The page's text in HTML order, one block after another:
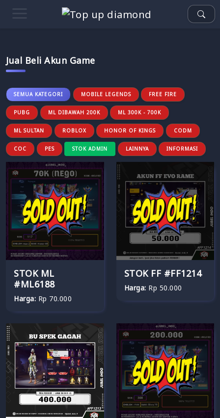
Jual Beli Akun Game
SEMUA KATEGORI MOBILE LEGENDS FREE FIRE
PUBG ML DIBAWAH 200K ML 300K - 700K
ML SULTAN ROBLOX HONOR OF KINGS CODM
COC PES STOK ADMIN LAINNYA INFORMASI
STOK ML
#ML6188
Harga: Rp 70.000
STOK FF #FF1214
Harga: Rp 50.000